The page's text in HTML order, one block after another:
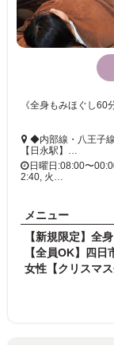
◆内部線・八王子
【日永駅】…
日曜日:08:00〜
2:40, 火…
メニュー